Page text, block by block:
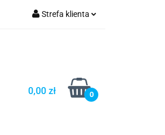
Strefa klienta
Dodaj zgłoszenie
0,00 zł 0